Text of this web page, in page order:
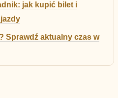
jak kupić bilet i
Sprawdź aktualny czas w